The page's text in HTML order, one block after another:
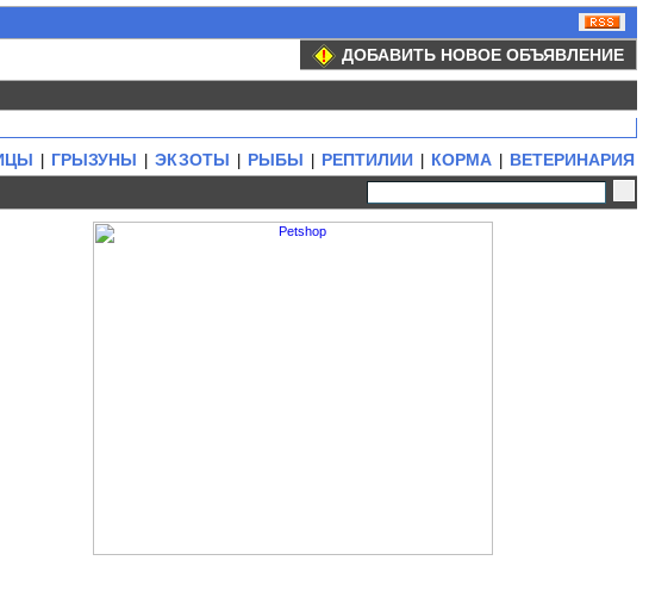
ДОБАВИТЬ НОВОЕ ОБЪЯВЛЕНИЕ
ГРЫЗУНЫ ЭКЗОТЫ РЫБЫ РЕПТИЛИИ КОРМА
ВЕТЕРИНАРИЯ